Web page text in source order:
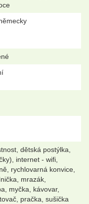
dětská postýlka,
internet - wifi,
rychlovarná konvice,
mrazák,
myčka, kávovar,
pračka, sušička